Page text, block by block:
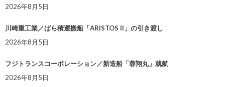
2026年8月5日
川崎重工業／ばら積運搬船「ARISTOS II」の引き渡し
2026年8月5日
フジトランスコーポレーション／新造船「蓉翔丸」就航
2026年8月5日